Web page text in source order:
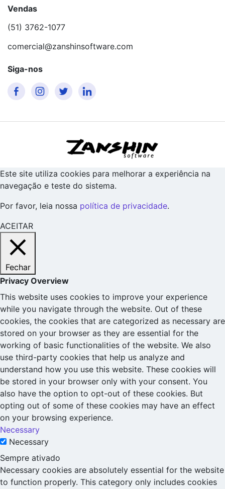
Vendas
(51) 3762-1077
comercial@zanshinsoftware.com
Siga-nos
Este site utiliza cookies para melhorar a experiência na
navegação e teste do sistema.
Por favor, leia nossa política de privacidade.
ACEITAR
Fechar
Privacy Overview
This website uses cookies to improve your experience
while you navigate through the website. Out of these
cookies, the cookies that are categorized as necessary are
stored on your browser as they are essential for the
working of basic functionalities of the website. We also
use third-party cookies that help us analyze and
understand how you use this website. These cookies will
be stored in your browser only with your consent. You
also have the option to opt-out of these cookies. But
opting out of some of these cookies may have an effect
on your browsing experience.
Necessary
Necessary
Sempre ativado
Necessary cookies are absolutely essential for the website
to function properly. This category only includes cookies